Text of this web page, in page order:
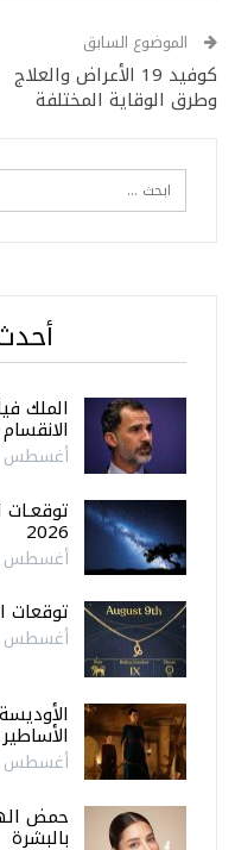
الموضوع السابق
كوفيد 19 الأعراض والعلاج
وطرق الوقاية المختلفة
الملك
أغسطس 9, 2026
2026
أغسطس 9, 2026
توقعات
أغسطس 9, 2026
أغسطس 9, 2026
حمض
بالبشرة